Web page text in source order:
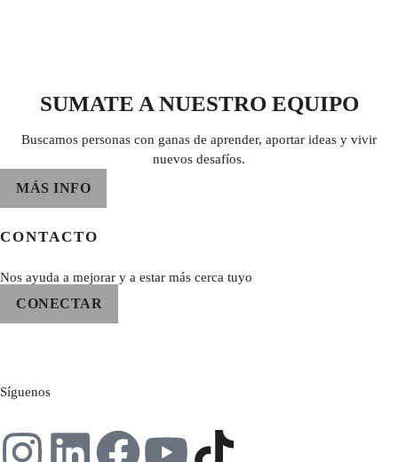
SUMATE A NUESTRO EQUIPO
Buscamos personas con ganas de aprender, aportar ideas y vivir
nuevos desafíos.
MÁS INFO
CONTACTO
Nos ayuda a mejorar y a estar más cerca tuyo
CONECTAR
Síguenos